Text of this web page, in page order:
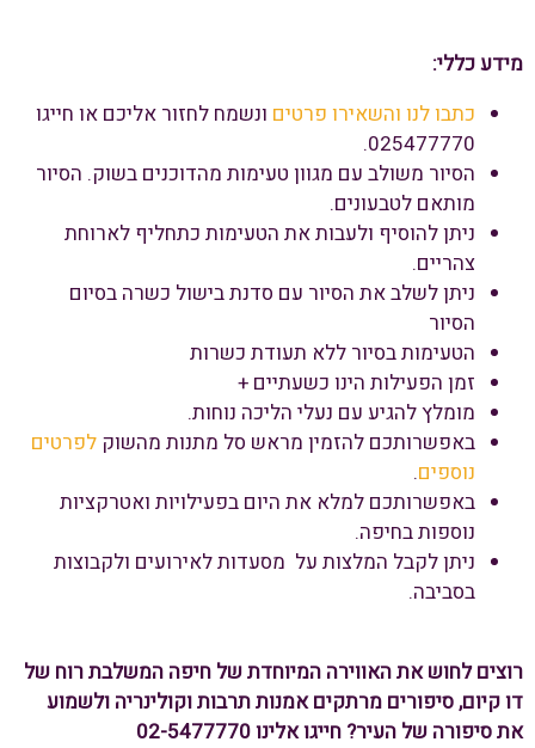
מידע כללי:
כתבו לנו והשאירו פרטים ונשמח לחזור אליכם או חייגו
025477770.
הסיור משולב עם מגוון טעימות מהדוכנים בשוק. הסיור
מותאם לטבעונים.
ניתן להוסיף ולעבות את הטעימות כתחליף לארוחת
צהריים.
ניתן לשלב את הסיור עם סדנת בישול כשרה בסיום
הסיור
הטעימות בסיור ללא תעודת כשרות
זמן הפעילות הינו כשעתיים +
מומלץ להגיע עם נעלי הליכה נוחות.
באפשרותכם להזמין מראש סל מתנות מהשוק לפרטים
נוספים.
באפשרותכם למלא את היום בפעילויות ואטרקציות
נוספות בחיפה.
ניתן לקבל המלצות על מסעדות לאירועים ולקבוצות
בסביבה.
רוצים לחוש את האווירה המיוחדת של חיפה המשלבת רוח של
דו קיום, סיפורים מרתקים אמנות תרבות וקולינריה ולשמוע
את סיפורה של העיר? חייגו אלינו 02-5477770